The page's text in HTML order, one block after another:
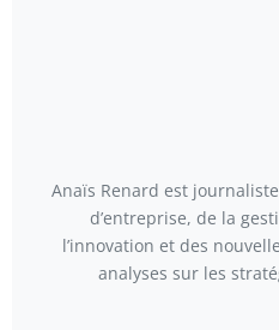
Anaïs Renard est
d’entreprise, de la
l’innovation et des
analyses sur les